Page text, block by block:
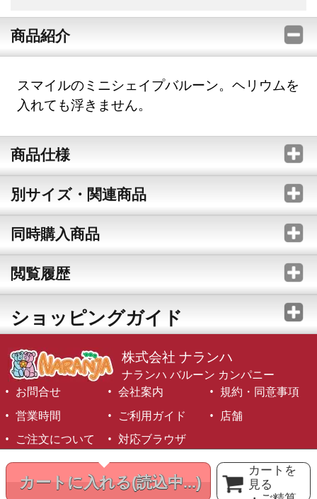
カートに入れる(読込中...)
カートを
見る
商品紹介
スマイルのミニシェイプバルーン。ヘリウムを
入れても浮きません。
商品仕様
別サイズ・関連商品
同時購入商品
閲覧履歴
ショッピングガイド
株式会社 ナランハ
ナランハ バルーン カンパニー
お問合せ
会社案内
規約・同意事項
営業時間
ご利用ガイド
店舗
ご注文について
対応ブラウザ
©1999-2026 NARANJA Inc. All Rights Reserved.